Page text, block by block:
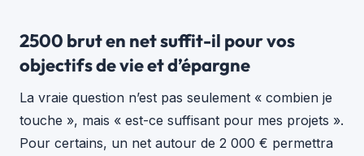
2500 brut en net suffit-il pour vos
objectifs de vie et d’épargne
La vraie question n’est pas seulement « combien je
touche », mais « est-ce suffisant pour mes projets ».
Pour certains, un net autour de 2 000 € permettra